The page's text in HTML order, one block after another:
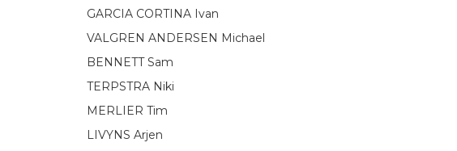
GARCIA CORTINA Ivan
VALGREN ANDERSEN Michael
BENNETT Sam
TERPSTRA Niki
MERLIER Tim
LIVYNS Arjen